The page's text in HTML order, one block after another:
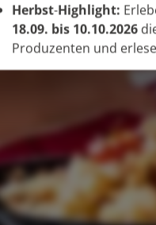
Herbst-Highlight:
18.09. bis 10.10.2026
Produzenten und